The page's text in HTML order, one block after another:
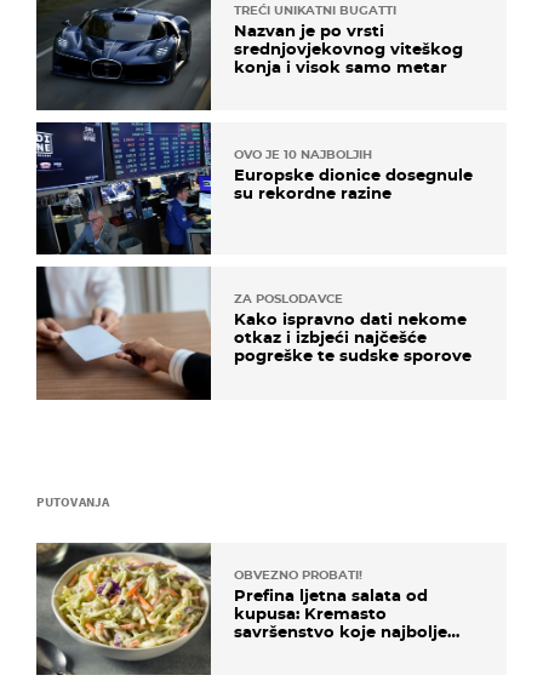
PUTOVANJA
OBVEZNO PROBATI!
Prefina ljetna salata od
kupusa: Kremasto
savršenstvo koje najbolje
TREĆI UNIKATNI BUGATTI
Nazvan je po vrsti
srednjovjekovnog viteškog
konja i visok samo metar
OVO JE 10 NAJBOLJIH
Europske dionice dosegnule
su rekordne razine
ZA POSLODAVCE
Kako ispravno dati nekome
otkaz i izbjeći najčešće
pogreške te sudske sporove